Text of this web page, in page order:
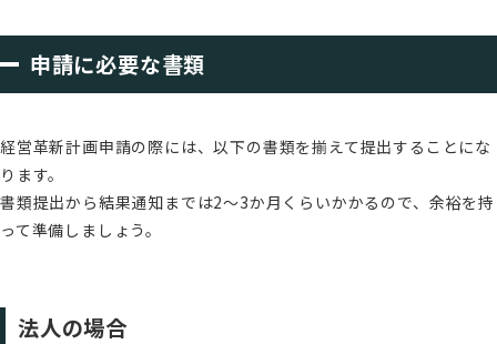
申請に必要な書類
経営革新計画申請の際には、以下の書類を揃えて提出することにな
ります。
書類提出から結果通知までは2～3か月くらいかかるので、余裕を持
って準備しましょう。
法人の場合